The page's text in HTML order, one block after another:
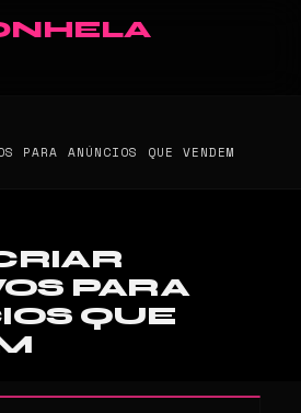
PARA ANÚNCIOS QUE VENDEM
PARA
QUE